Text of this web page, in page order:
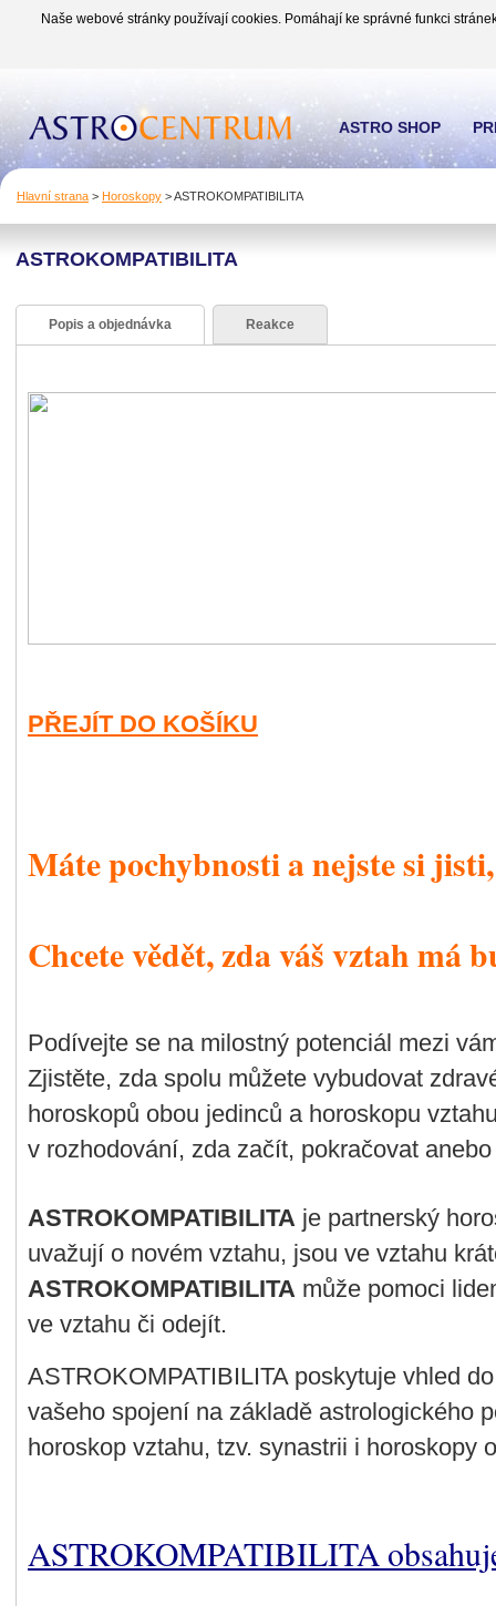
Naše webové stránky používají cookies. Pomáhají ke správné funkci
Hlavní strana > Horoskopy >ASTROKOMPATIBILITA
ASTROKOMPATIBILITA
Popis a objednávka Reakce
PŘEJÍT DO KOŠÍKU
Máte pochybnosti a nejste si
Chcete vědět, zda váš vztah má
Podívejte se na milostný potenciál mezi
Zjistěte, zda spolu můžete vybudovat
horoskopů obou jedinců a horoskopu
v rozhodování, zda začít, pokračovat
ASTROKOMPATIBILITA je partnerský
uvažují o novém vztahu, jsou ve vztahu
ASTROKOMPATIBILITA může pomoci
ve vztahu či odejít.
ASTROKOMPATIBILITA poskytuje vhled
vašeho spojení na základě astrologického
horoskop vztahu, tzv. synastrii i horoskopy
ASTROKOMPATIBILITA
ASTRO SHOP